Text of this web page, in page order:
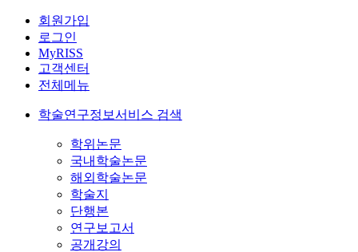
회원가입
로그인
MyRISS
고객센터
전체메뉴
학술연구정보서비스 검색
학위논문
국내학술논문
해외학술논문
학술지
단행본
연구보고서
공개강의